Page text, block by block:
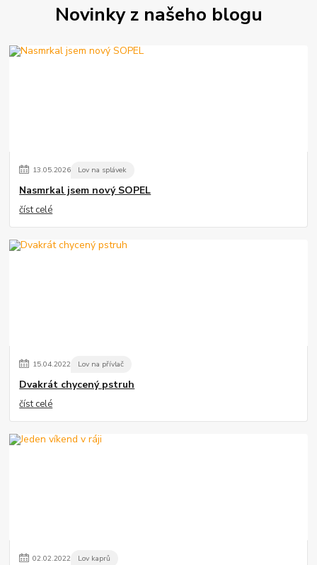
Novinky z našeho blogu
13.05.2026 Lov na splávek
Nasmrkal jsem nový SOPEL
číst celé
15.04.2022 Lov na přívlač
Dvakrát chycený pstruh
číst celé
02.02.2022 Lov kaprů